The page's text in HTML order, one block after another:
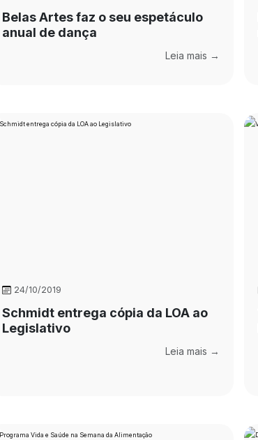
Belas Artes faz o seu espetáculo
anual de dança
Leia mais →
24/10/2019
Schmidt entrega cópia da LOA ao
Legislativo
Leia mais →